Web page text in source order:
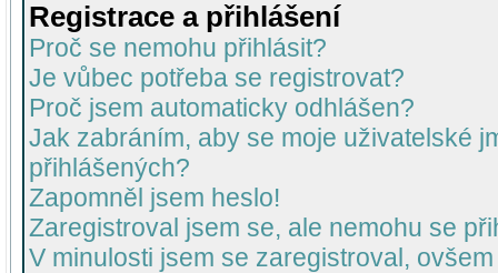
Registrace a přihlášení
Proč se nemohu přihlásit?
Je vůbec potřeba se registrovat?
Proč jsem automaticky odhlášen?
Jak zabráním, aby se moje uživatelské
přihlášených?
Zapomněl jsem heslo!
Zaregistroval jsem se, ale nemohu se
V minulosti jsem se zaregistroval,